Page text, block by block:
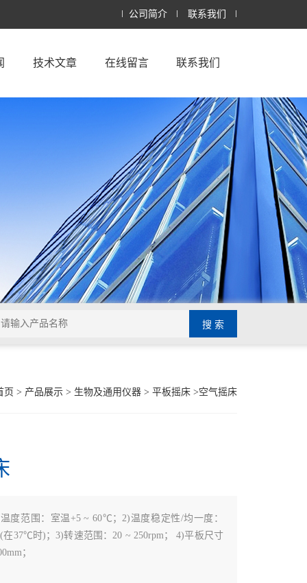
公司简介 联系我们
技术文章 在线留言 联系我们
页 > 产品展示 > 生物及通用仪器 > 平板摇床 >空气摇床
度范围：室温+5 ~ 60℃；2)温度稳定性/均一度：
37℃时)；3)转速范围：20 ~ 250rpm； 4)平板尺寸
；